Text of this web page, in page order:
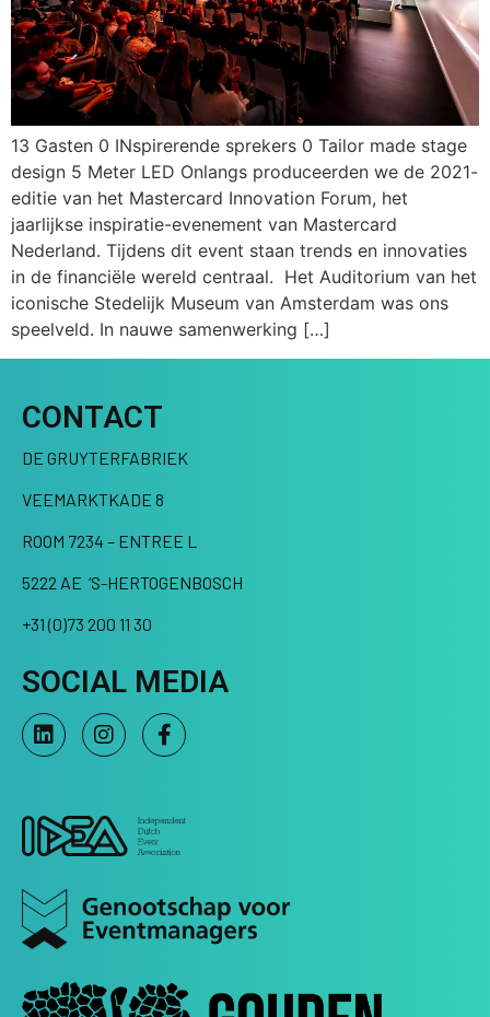
13 Gasten 0 INspirerende sprekers 0 Tailor made stage
design 5 Meter LED Onlangs produceerden we de 2021-
editie van het Mastercard Innovation Forum, het
jaarlijkse inspiratie-evenement van Mastercard
Nederland. Tijdens dit event staan trends en innovaties
in de financiële wereld centraal. Het Auditorium van het
iconische Stedelijk Museum van Amsterdam was ons
speelveld. In nauwe samenwerking […]
CONTACT
DE GRUYTERFABRIEK
VEEMARKTKADE 8
ROOM 7234 – ENTREE L
5222 AE ‘S-HERTOGENBOSCH
+31 (0)73 200 11 30
SOCIAL MEDIA